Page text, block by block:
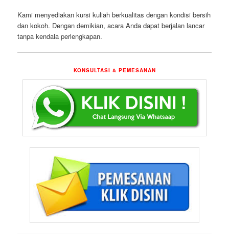
Kami menyediakan kursi kuliah berkualitas dengan kondisi bersih
dan kokoh. Dengan demikian, acara Anda dapat berjalan lancar
tanpa kendala perlengkapan.
KONSULTASI & PEMESANAN